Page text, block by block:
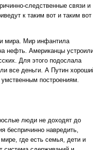
следственные связи и
к таким вот и таким вот
мира. Мир инфантила
нефть. Американцы
Для этого подослала
все деньги. А Путин
построениям.
люди не доходят до
беспричинно навредить,
где есть семья, дети и